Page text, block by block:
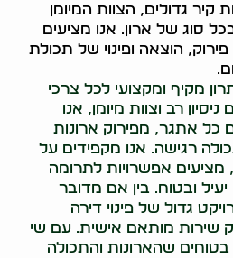
קיר גדולים, הצוות המיומן
סוג של ארון. אנו מציעים
פירוק, הוצאה ופינוי של תכולת
מקיף ומקצועי לכל צרכי
רב וצוות מיומן, אנו
אתגר, מפירוק ארונות
רגישה. אנו מקפידים על
אפשרויות לתרומה
יעיל ובטוח. בין אם מדובר
גדול של פינוי דירה
שירות מותאם אישית. עם שי
בטוחים שהארונות והתכולה